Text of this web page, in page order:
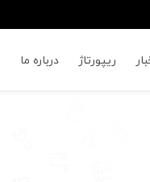
ریپورتاژ درباره ما